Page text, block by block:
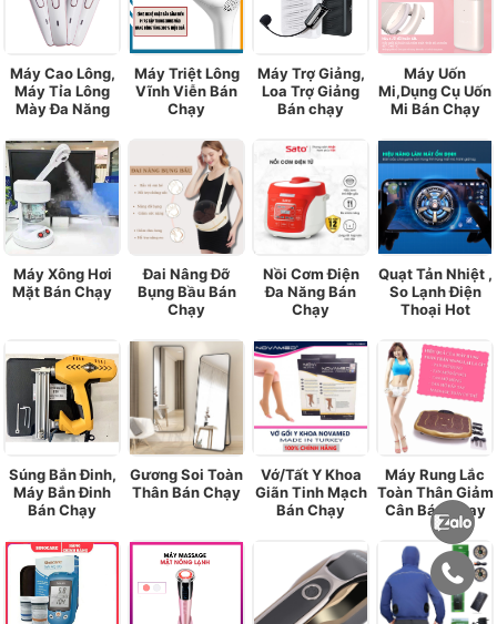
Máy Cao Lông,
Máy Tỉa Lông
Mày Đa Năng
Máy Triệt Lông
Vĩnh Viễn Bán
Chạy
Máy Trợ Giảng,
Loa Trợ Giảng
Bán chạy
Máy Uốn
Mi,Dụng Cụ Uốn
Mi Bán Chạy
Máy Xông Hơi
Mặt Bán Chạy
Đai Nâng Đỡ
Bụng Bầu Bán
Chạy
Nồi Cơm Điện
Đa Năng Bán
Chạy
Quạt Tản Nhiệt ,
So Lạnh Điện
Thoại Hot
Súng Bắn Đinh,
Máy Bắn Đinh
Bán Chạy
Gương Soi Toàn
Thân Bán Chạy
Vớ/Tất Y Khoa
Giãn Tinh Mạch
Bán Chạy
Máy Rung Lắc
Toàn Thân Giảm
Cân Bán Chạy